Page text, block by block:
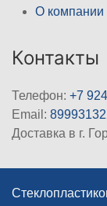
О компании
Контакты
Телефон: +7
Email:
Доставка в г.